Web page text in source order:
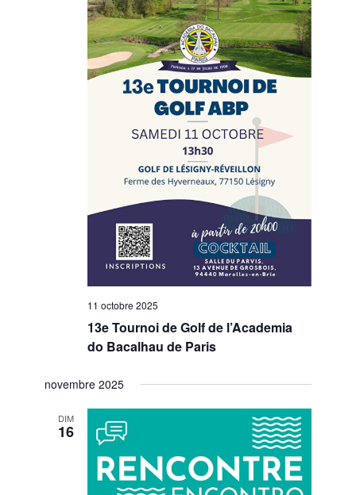
13e Tournoi de Golf de l’Academia
do Bacalhau de Paris
11 octobre 2025
novembre 2025
DIM
16